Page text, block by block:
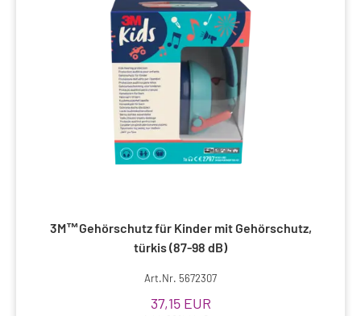
3M™Gehörschutz für Kinder mit Gehörschutz,
türkis (87-98 dB)
Art.Nr. 5672307
37,15 EUR